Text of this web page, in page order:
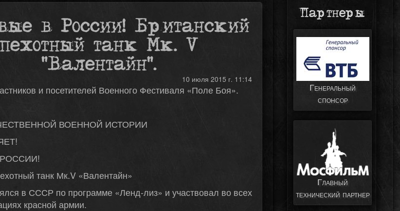
в России! Британский
пехотный танк Мк. V
"Валентайн".
10 июля 2015 г. 11:14
и посетителей Военного Фестиваля «Поле Боя».
ВОЕННОЙ ИСТОРИИ
танк Мк.V «Валентайн»
в СССР по программе «Ленд-лиз» и участвовал во всех
красной армии.
Партнеры
Генеральный
спонсор
Главный
технический партнер